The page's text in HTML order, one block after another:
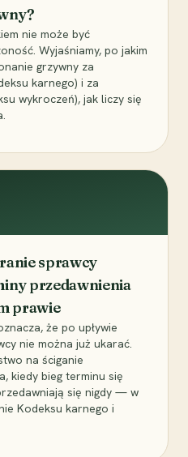
nie może być
Wyjaśniamy, po jakim
grzywny za
karnego) i za
wykroczeń), jak liczy się
sprawcy
przedawnienia
prawie
że po upływie
nie można już ukarać.
na ściganie
kiedy bieg terminu się
się nigdy — w
Kodeksu karnego i